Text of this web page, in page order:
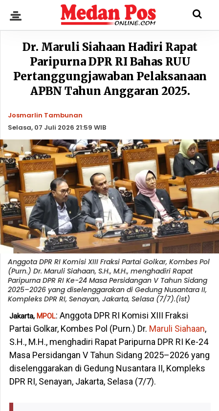
Dr. Maruli Siahaan Hadiri Rapat
Paripurna DPR RI Bahas RUU
Pertanggungjawaban Pelaksanaan
APBN Tahun Anggaran 2025.
Josmarlin Tambunan
Selasa, 07 Juli 2026 21:59 WIB
Anggota DPR RI Komisi XIII Fraksi Partai Golkar, Kombes Pol
(Purn.) Dr. Maruli Siahaan, S.H., M.H., menghadiri Rapat
Paripurna DPR RI Ke-24 Masa Persidangan V Tahun Sidang
2025–2026 yang diselenggarakan di Gedung Nusantara II,
Kompleks DPR RI, Senayan, Jakarta, Selasa (7/7).(ist)
Jakarta, MPOL: Anggota DPR RI Komisi XIII Fraksi
Partai Golkar, Kombes Pol (Purn.) Dr. Maruli Siahaan,
S.H., M.H., menghadiri Rapat Paripurna DPR RI Ke-24
Masa Persidangan V Tahun Sidang 2025–2026 yang
diselenggarakan di Gedung Nusantara II, Kompleks
DPR RI, Senayan, Jakarta, Selasa (7/7).